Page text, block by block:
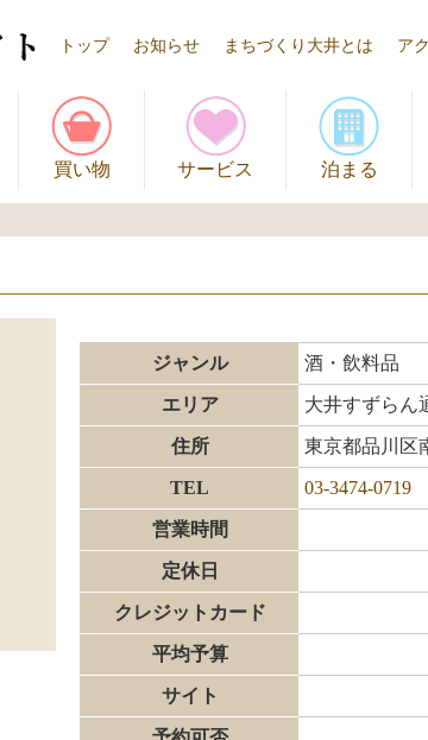
トップ お知らせ まちづくり大井とは ア
買い物 サービス 泊まる
ジャンル 酒・飲料品
エリア 大井すずらん
住所 東京都品川区
TEL 03-3474-0719
営業時間
定休日
クレジットカード
平均予算
サイト